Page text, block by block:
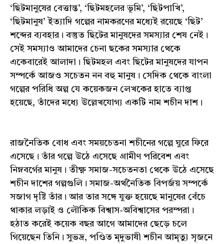
‘ছিটমানুষের বেত্তান্ত’, ‘ছিটমহলের ভূমি’, ‘ছিটপাখি’,
‘ছিটমানুষ’ ইত্যাদি গল্পের নামকরণের মধ্যেই রয়েছে ‘ছিট’
শব্দের ব্যবহার। বস্তুত ছিটের মানুষদের সমস্যার শেষ নেই।
সেই সমস্যাও আমাদের চেনা ছকের সমস্যার থেকে
একেবারেই আলাদা। ছিটমহল এবং ছিটের মানুষদের যাপন
সম্পর্কে আজও সচেতন নন বহু মানুষ। সেদিক থেকে বাংলা
গল্পের পরিধি অল্প যে কয়েকজন লেখকের হাতে ব্যাপ্ত
হয়েছে, তাঁদের মধ্যে উল্লেখযোগ্য একটি নাম শচীন দাশ।
রাজনৈতিক বোধ এবং সময়চেতনা শচীনের গল্পে ঘুরে ফিরে
এসেছে। তাঁর গল্পে উঠে এসেছে গ্রামীণ পরিবেশ এবং
নিম্নবর্গের মানুষ। তীক্ষ্ণ সমাজ-সচেতনতা থেকে উঠে এসেছে
শচীন দাশের গল্পগুলি। সমাজ-অর্থনৈতিক বিপর্জয় সম্পর্কে
সজাগ দৃষ্টি তাঁর। আর তার সঙ্গে যুক্ত হয়েছে মানুষের বেঁচে
থাকার লড়াই ও লৌকিক বিশ্বাস-অবিশ্বাসের পরম্পরা।
হঠাত করেই কয়েক বছর আগে আমাদের ছেড়ে চলে
গিয়েছেন তিনি। সুভদ্র, পণ্ডিত মৃদুভাষী শচীন আমৃত্যু সৃজনে